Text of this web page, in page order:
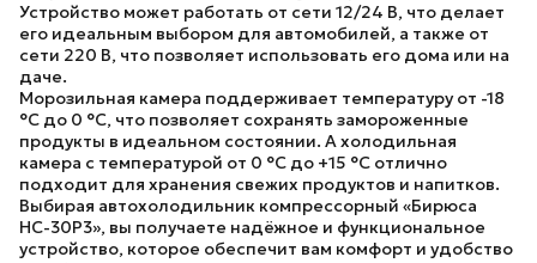
Устройство может работать от сети 12/24 В, что делает
его идеальным выбором для автомобилей, а также от
сети 220 В, что позволяет использовать его дома или на
даче.
Морозильная камера поддерживает температуру от -18
°C до 0 °C, что позволяет сохранять замороженные
продукты в идеальном состоянии. А холодильная
камера с температурой от 0 °C до +15 °C отлично
подходит для хранения свежих продуктов и напитков.
Выбирая автохолодильник компрессорный «Бирюса
НС-30Р3», вы получаете надёжное и функциональное
устройство, которое обеспечит вам комфорт и удобство